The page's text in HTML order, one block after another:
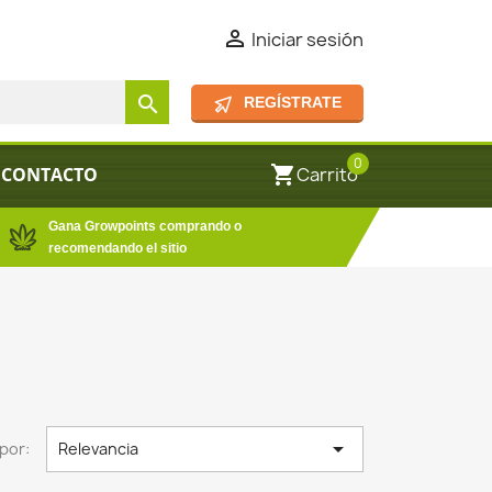
 Iniciar sesión
search REGÍSTRATE
CONTACTO shopping_cartCarrito0
Gana Growpoints comprando o
recomendando el sitio
Relevancia 